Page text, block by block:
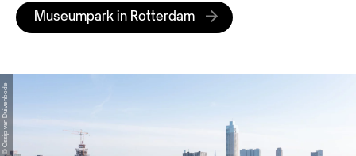
Museumpark in Rotterdam
© Ossip van Duivenbode